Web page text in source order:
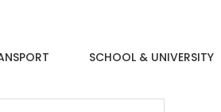
SCHOOL & UNIVERSITY